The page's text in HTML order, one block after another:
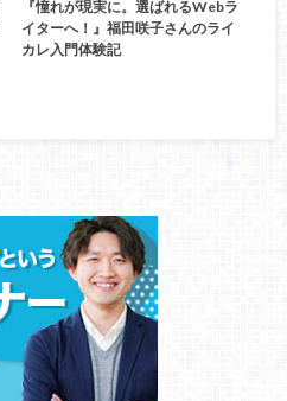
『憧れが現実に。選ばれるWebラ
イターへ！』福田咲子さんのライ
カレ入門体験記